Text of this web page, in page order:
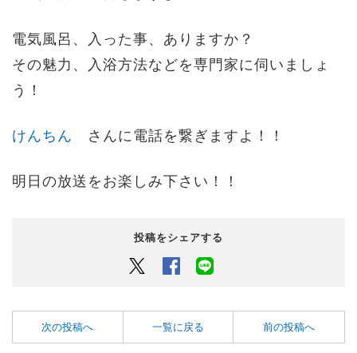
電気風呂、入った事、ありますか？
その魅力、入浴方法などを専門家に伺いましょ
う！
けんちん さんに電話を繋ぎますよ！！
明日の放送をお楽しみ下さい！！
投稿をシェアする
Twitter Facebook
次の投稿へ 一覧に戻る 前の投稿へ